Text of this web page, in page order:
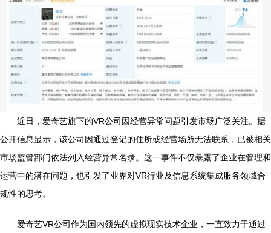
近日，爱奇艺旗下的VR公司因经营异常问题引发市场广泛关注。据
公开信息显示，该公司因通过登记的住所或经营场所无法联系，已被相关
市场监管部门依法列入经营异常名录。这一事件不仅暴露了企业在管理和
运营中的潜在问题，也引发了业界对VR行业及信息系统集成服务领域合
规性的思考。
爱奇艺VR公司作为国内领先的虚拟现实技术企业，一直致力于通过